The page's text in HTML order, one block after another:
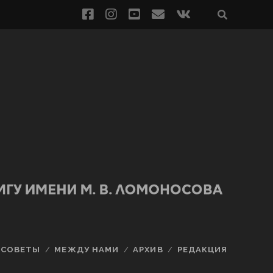
СОВЕТЫ МЕЖДУ НАМИ АРХИВ РЕДАКЦИЯ